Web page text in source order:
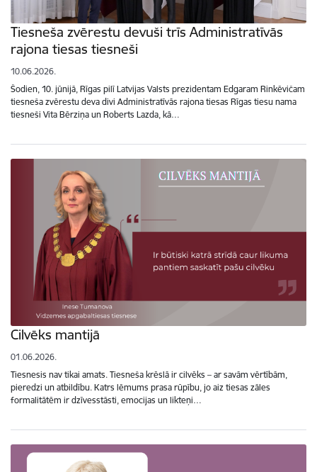
Tiesneša zvērestu devuši trīs Administratīvās
rajona tiesas tiesneši
10.06.2026.
Šodien, 10. jūnijā, Rīgas pilī Latvijas Valsts prezidentam Edgaram Rinkēvičam
tiesneša zvērestu deva divi Administratīvās rajona tiesas Rīgas tiesu nama
tiesneši Vita Bērziņa un Roberts Lazda, kā…
Cilvēks mantijā
01.06.2026.
Tiesnesis nav tikai amats. Tiesneša krēslā ir cilvēks – ar savām vērtībām,
pieredzi un atbildību. Katrs lēmums prasa rūpību, jo aiz tiesas zāles
formalitātēm ir dzīvesstāsti, emocijas un likteņi…